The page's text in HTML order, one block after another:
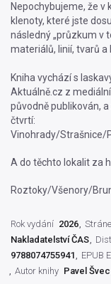
Nepochybujeme, že
klenoty, které jste
následný „průzkum v
materiálů, linií, tvarů a
Kniha vychází s
Aktuálně.cz z
původně publikován,
čtvrtí:
Vinohrady/Strašnice/
A do těchto lokalit za
Roztoky/Všenory/
Rok vydání 2026
Nakladatelství ČAS
9788074755941
EPUB
Autor knihy Pavel Švec